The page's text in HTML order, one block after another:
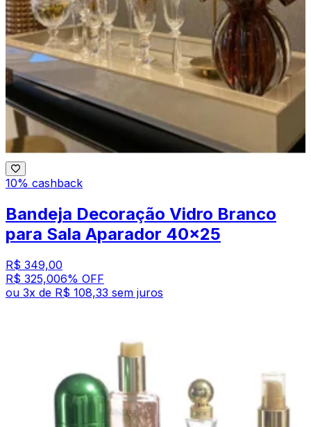
10% cashback
Bandeja Decoração Vidro Branco
para Sala Aparador 40x25
R$ 349,00
R$ 325,006% OFF
ou 3x de R$ 108,33 sem juros